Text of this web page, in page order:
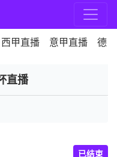
西甲直播 意甲直播 德
直播
已结束